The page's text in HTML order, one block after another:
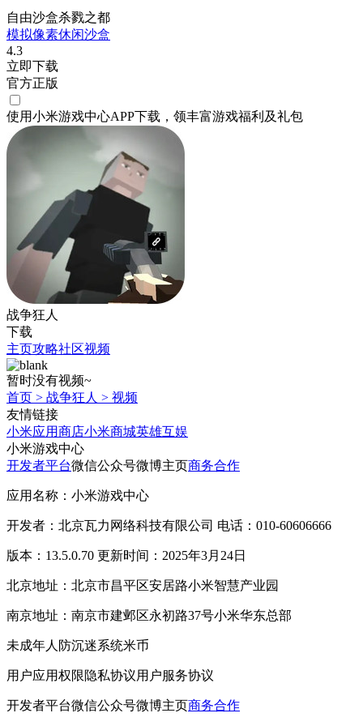
自由沙盒杀戮之都
模拟像素休闲沙盒
4.3
立即下载
官方正版
使用小米游戏中心APP下载 ，领丰富游戏福利 及礼包
战争狂人
下载
主页攻略社区视频
暂时没有视频~
首页 > 战争狂人 > 视频
友情链接
小米应用商店小米商城英雄互娱
小米游戏中心
开发者平台微信公众号微博主页商务合作
应用名称：小米游戏中心
开发者：北京瓦力网络科技有限公司 电话：010-60606666
版本：13.5.0.70 更新时间：2025年3月24日
北京地址：北京市昌平区安居路小米智慧产业园
南京地址：南京市建邺区永初路37号小米华东总部
未成年人防沉迷系统米币
用户应用权限隐私协议用户服务协议
开发者平台微信公众号微博主页商务合作